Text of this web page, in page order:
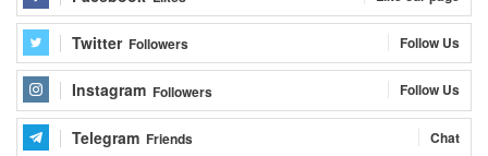
Twitter Followers Follow Us
Instagram Followers Follow Us
Telegram Friends Chat